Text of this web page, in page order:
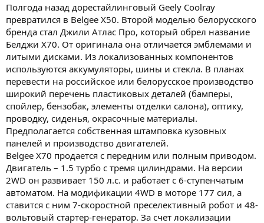
Полгода назад дорестайлинговый Geely Coolray
превратился в Belgee X50. Второй моделью белорусского
бренда стал Джили Атлас Про, который обрел название
Белджи Х70. От оригинала она отличается эмблемами и
литыми дисками. Из локализованных компонентов
используются аккумуляторы, шины и стекла. В планах
перевести на российское или белорусское производство
широкий перечень пластиковых деталей (бамперы,
спойлер, бензобак, элементы отделки салона), оптику,
проводку, сиденья, окрасочные материалы.
Предполагается собственная штамповка кузовных
панелей и производство двигателей.
Belgee X70 продается с передним или полным приводом.
Двигатель – 1.5 турбо с тремя цилиндрами. На версии
2WD он развивает 150 л.с. и работает с 6-ступенчатым
автоматом. На модификации 4WD в моторе 177 сил, а
ставится с ним 7-скоростной преселективный робот и 48-
вольтовый стартер-генератор. За счет локализации